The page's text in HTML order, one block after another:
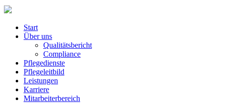
Start
Über uns
Qualitätsbericht
Compliance
Pflegedienste
Pflegeleitbild
Leistungen
Karriere
Mitarbeiterbereich